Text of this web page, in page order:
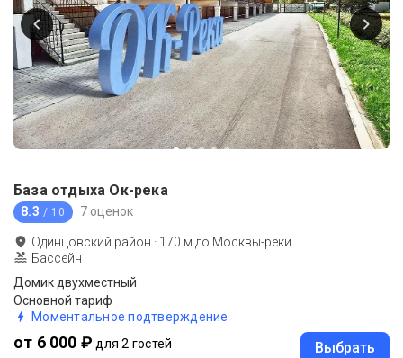
База отдыха Ок-река
8.3 / 10 7 оценок
Одинцовский район · 170 м до Москвы-реки
Бассейн
Домик двухместный
Основной тариф
Моментальное подтверждение
от 6 000 ₽ для 2 гостей Выбрать